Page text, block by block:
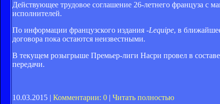
Действующее трудовое соглашение 26-летнего француза с
исполнителей.
По информации французского издания -Lequipe, в
договора пока остаются неизвестными.
В текущем розыгрыше Премьер-лиги Насри провел в
передачи.
10.03.2015 | Комментарии: 0 | Читать полностью